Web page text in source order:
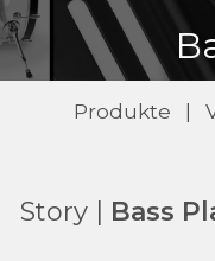
Produkte
Story | Bass